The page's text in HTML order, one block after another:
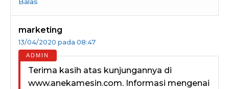
marketing
13/04/2020 pada 08:47
Terima kasih atas kunjungannya di
www.anekamesin.com. Informasi mengenai